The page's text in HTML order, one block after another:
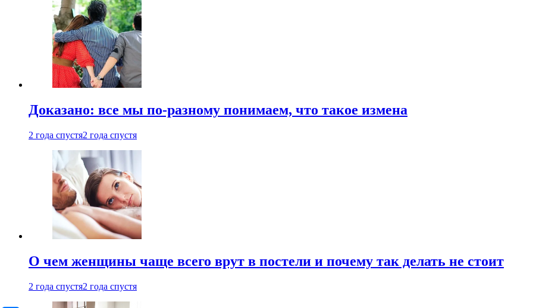
Доказано: все мы по-разному понимаем, что такое измена
2 года спустя2 года спустя
О чем женщины чаще всего врут в постели и почему так делать не стоит
2 года спустя2 года спустя